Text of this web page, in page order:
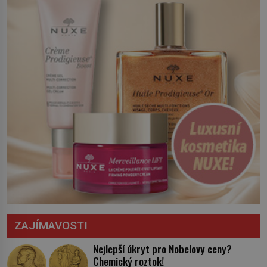
ZAJÍMAVOSTI
Nejlepší úkryt pro Nobelovy ceny?
Chemický roztok!